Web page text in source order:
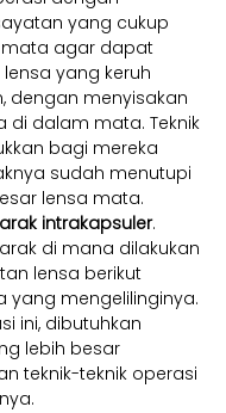
yang cukup
agar dapat
yang keruh
dengan menyisakan
di dalam mata. Teknik
bagi mereka
sudah menutupi
lensa mata.
intrakapsuler.
di mana dilakukan
lensa berikut
yang mengelilinginya.
ini, dibutuhkan
lebih besar
teknik-teknik operasi